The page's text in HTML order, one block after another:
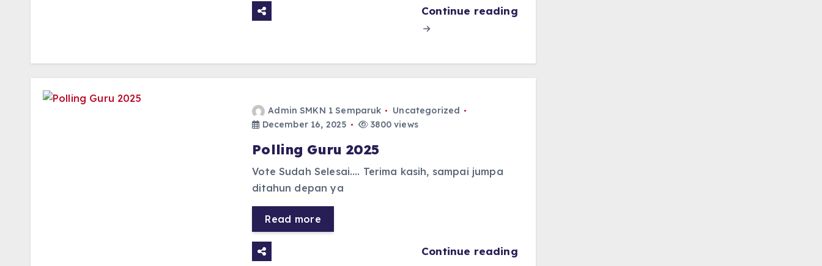
Continue reading
Admin SMKN 1 Semparuk
Uncategorized
December 16, 2025
3800 views
Polling Guru 2025
Vote Sudah Selesai…. Terima kasih, sampai jumpa
ditahun depan ya
Read more
Continue reading